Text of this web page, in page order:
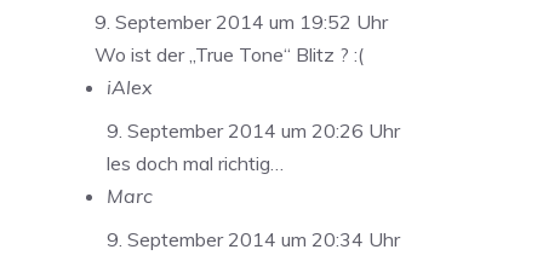
9. September 2014 um 19:52 Uhr
Wo ist der „True Tone“ Blitz ? :(
iAlex
9. September 2014 um 20:26 Uhr
les doch mal richtig…
Marc
9. September 2014 um 20:34 Uhr